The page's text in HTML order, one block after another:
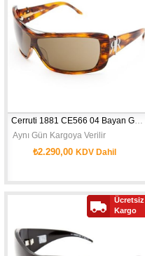
Cerruti 1881 CE566 04 Bayan Güneş Gözlüğü
Aynı Gün Kargoya Verilir
₺2.290,00 KDV Dahil
Ücretsiz
Kargo